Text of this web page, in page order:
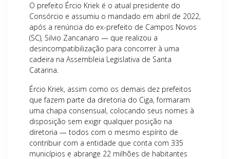
O prefeito Ércio Kriek é o atual presidente do
Consórcio e assumiu o mandado em abril de 2022,
após a renúncia do ex-prefeito de Campos Novos
(SC), Silvio Zancanaro — que realizou a
desincompatibilização para concorrer à uma
cadeira na Assembleia Legislativa de Santa
Catarina.
Ércio Kriek, assim como os demais dez prefeitos
que fazem parte da diretoria do Ciga, formaram
uma chapa consensual, colocando seus nomes à
disposição sem exigir qualquer posição na
diretoria — todos com o mesmo espírito de
contribuir com a entidade que conta com 335
municípios e abrange 22 milhões de habitantes